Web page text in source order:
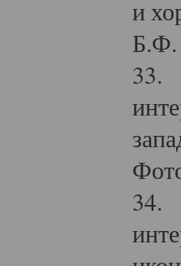
и
Б.Ф.
33.
34.